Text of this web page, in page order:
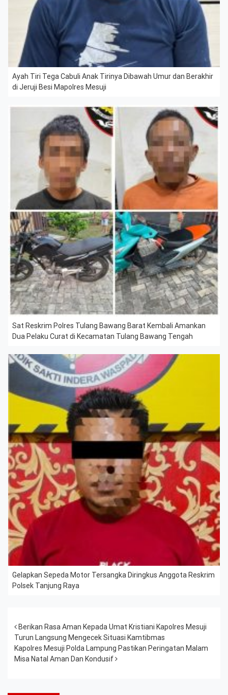
Ayah Tiri Tega Cabuli Anak Tirinya Dibawah Umur dan Berakhir
di Jeruji Besi Mapolres Mesuji
Sat Reskrim Polres Tulang Bawang Barat Kembali Amankan
Dua Pelaku Curat di Kecamatan Tulang Bawang Tengah
Gelapkan Sepeda Motor Tersangka Diringkus Anggota Reskrim
Polsek Tanjung Raya
Post navigation
Berikan Rasa Aman Kepada Umat Kristiani Kapolres Mesuji
Turun Langsung Mengecek Situasi Kamtibmas
Kapolres Mesuji Polda Lampung Pastikan Peringatan Malam
Misa Natal Aman Dan Kondusif